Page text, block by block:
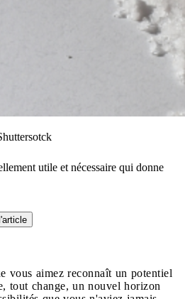
utile et nécessaire qui donne
vous aimez reconnaît un potentiel
tout change, un nouvel horizon